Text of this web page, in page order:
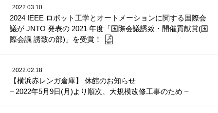
2022.03.10
2024 IEEE ロボット工学とオートメーションに関する国際会
議が JNTO 発表の 2021 年度「国際会議誘致・開催貢献賞(国
際会議 誘致の部)」を受賞！
2022.02.18
【横浜赤レンガ倉庫】 休館のお知らせ
– 2022年5月9日(月)より順次、大規模改修工事のため –